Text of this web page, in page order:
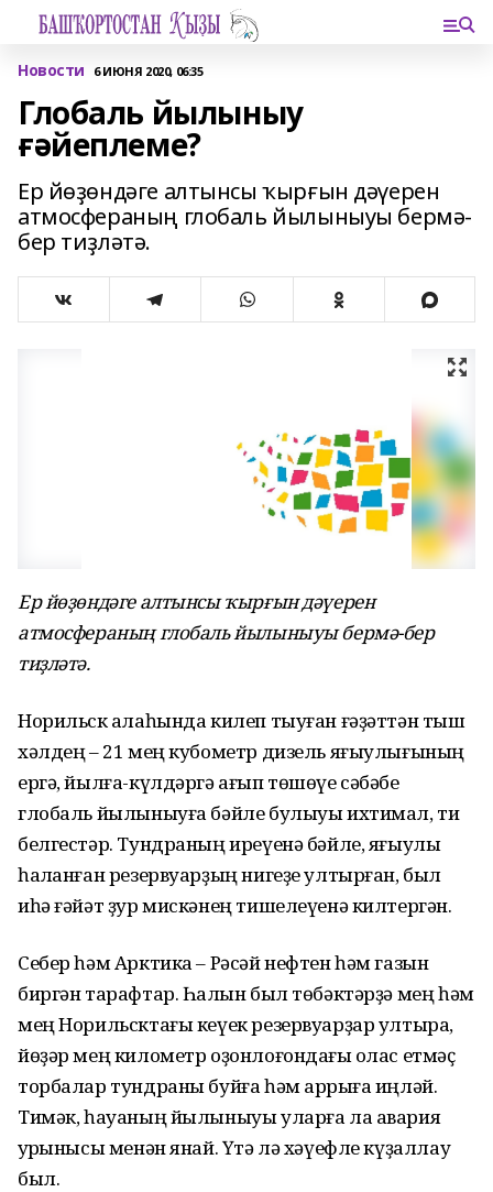
Новости 6 ИЮНЯ 2020, 06:35
Глобаль йылыныу
ғәйеплеме?
Ер йөҙөндәге алтынсы ҡырғын дәүерен
атмосфераның глобаль йылыныуы бермә-
бер тиҙләтә.
Ер йөҙөндәге алтынсы ҡырғын дәүерен
атмосфераның глобаль йылыныуы бермә-бер
тиҙләтә.
Норильск ҡалаһында килеп тыуған ғәҙәттән тыш
хәлдең – 21 мең кубометр дизель яғыулығының
ергә, йылға-күлдәргә ағып төшөүе сәбәбе
глобаль йылыныуға бәйле булыуы ихтимал, ти
белгестәр. Тундраның иреүенә бәйле, яғыулыҡ
һаҡланған резервуарҙың нигеҙе ултырған, был
иһә ғәйәт ҙур мискәнең тишелеүенә килтергән.
Себер һәм Арктика – Рәсәй нефтен һәм газын
биргән тарафтар. Һалҡын был төбәктәрҙә мең һәм
мең Норильсктағы кеүек резервуарҙар ултыра,
йөҙәр мең километр оҙонлоғондағы ҡолас етмәҫ
торбалар тундраны буйға һәм арҡрыға иңләй.
Тимәк, һауаның йылыныуы уларға ла авария
ҡурҡынысы менән янай. Үтә лә хәүефле күҙаллау
был.